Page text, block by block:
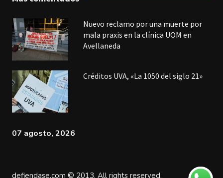
Nuevo reclamo por una muerte por
mala praxis en la clínica UOM en
Avellaneda
Créditos UVA, «La 1050 del siglo 21»
07 agosto, 2026
defiendase.com © 2013. All rights reserved.